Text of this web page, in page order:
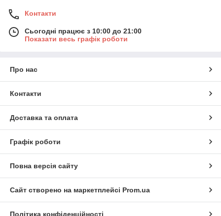
Контакти
Сьогодні працює з 10:00 до 21:00
Показати весь графік роботи
Про нас
Контакти
Доставка та оплата
Графік роботи
Повна версія сайту
Сайт створено на маркетплейсі Prom.ua
Політика конфіденційності